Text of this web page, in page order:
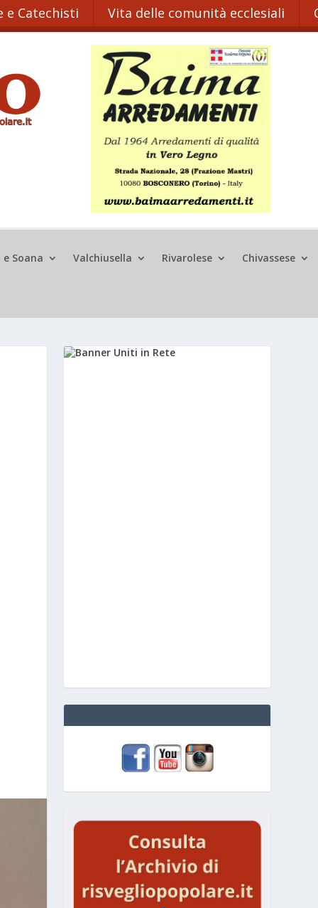
e Catechisti Vita delle comunità ecclesiali
e Soana Valchiusella Rivarolese Chivassese